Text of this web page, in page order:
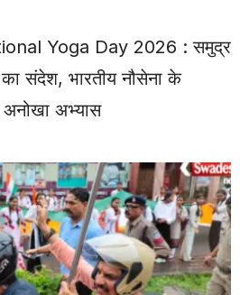
Yoga Day 2026 : समुद्र
का संदेश, भारतीय नौसेना के
अनोखा अभ्यास